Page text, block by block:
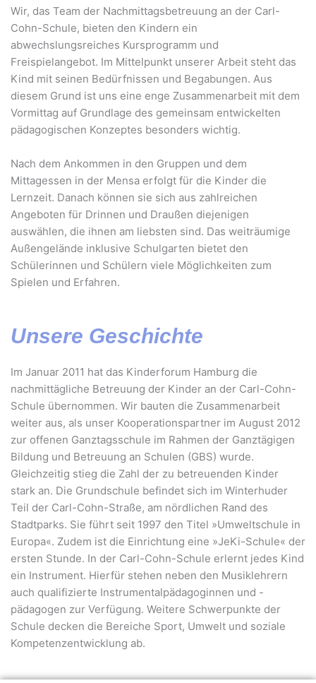
Wir, das Team der Nachmittagsbetreuung an der Carl-
Cohn-Schule, bieten den Kindern ein
abwechslungsreiches Kursprogramm und
Freispielangebot. Im Mittelpunkt unserer Arbeit steht das
Kind mit seinen Bedürfnissen und Begabungen. Aus
diesem Grund ist uns eine enge Zusammenarbeit mit dem
Vormittag auf Grundlage des gemeinsam entwickelten
pädagogischen Konzeptes besonders wichtig.
Nach dem Ankommen in den Gruppen und dem
Mittagessen in der Mensa erfolgt für die Kinder die
Lernzeit. Danach können sie sich aus zahlreichen
Angeboten für Drinnen und Draußen diejenigen
auswählen, die ihnen am liebsten sind. Das weiträumige
Außengelände inklusive Schulgarten bietet den
Schülerinnen und Schülern viele Möglichkeiten zum
Spielen und Erfahren.
Unsere Geschichte
Im Januar 2011 hat das Kinderforum Hamburg die
nachmittägliche Betreuung der Kinder an der Carl-Cohn-
Schule übernommen. Wir bauten die Zusammenarbeit
weiter aus, als unser Kooperationspartner im August 2012
zur offenen Ganztagsschule im Rahmen der Ganztägigen
Bildung und Betreuung an Schulen (GBS) wurde.
Gleichzeitig stieg die Zahl der zu betreuenden Kinder
stark an. Die Grundschule befindet sich im Winterhuder
Teil der Carl-Cohn-Straße, am nördlichen Rand des
Stadtparks. Sie führt seit 1997 den Titel »Umweltschule in
Europa«. Zudem ist die Einrichtung eine »JeKi-Schule« der
ersten Stunde. In der Carl-Cohn-Schule erlernt jedes Kind
ein Instrument. Hierfür stehen neben den Musiklehrern
auch qualifizierte Instrumentalpädagoginnen und -
pädagogen zur Verfügung. Weitere Schwerpunkte der
Schule decken die Bereiche Sport, Umwelt und soziale
Kompetenzentwicklung ab.